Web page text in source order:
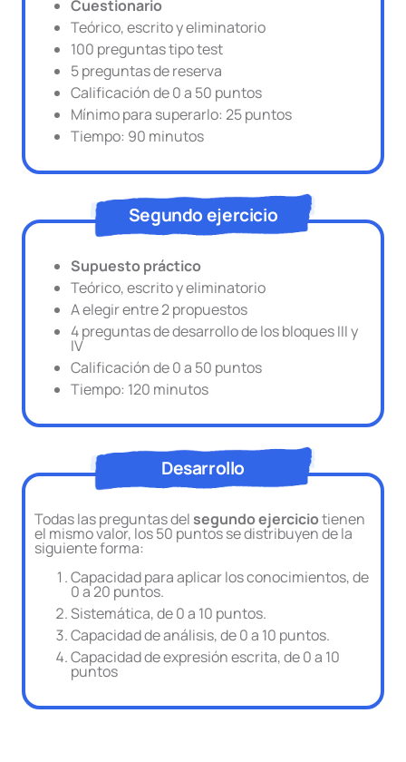
Cuestionario
Teórico, escrito y eliminatorio
100 preguntas tipo test
5 preguntas de reserva
Calificación de 0 a 50 puntos
Mínimo para superarlo: 25 puntos
Tiempo: 90 minutos
Segundo ejercicio
Supuesto práctico
Teórico, escrito y eliminatorio
A elegir entre 2 propuestos
4 preguntas de desarrollo de los bloques III y
IV
Calificación de 0 a 50 puntos
Tiempo: 120 minutos
Desarrollo
Todas las preguntas del segundo ejerciciotienen
el mismo valor, los 50 puntos se distribuyen de la
siguiente forma:
Capacidad para aplicar los conocimientos, de
0 a 20 puntos.
Sistemática, de 0 a 10 puntos.
Capacidad de análisis, de 0 a 10 puntos.
Capacidad de expresión escrita, de 0 a 10
puntos